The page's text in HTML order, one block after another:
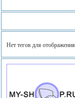
Нет тегов для отображения